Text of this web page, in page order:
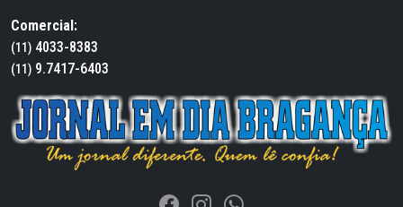
Comercial:
(11) 4033-8383
(11) 9.7417-6403